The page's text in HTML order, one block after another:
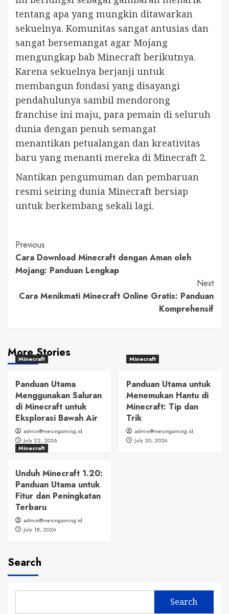
tentang apa yang mungkin ditawarkan
sekuelnya. Komunitas sangat antusias dan
sangat bersemangat agar Mojang
mengungkap bab Minecraft berikutnya.
Karena sekuelnya berjanji untuk
membangun fondasi yang disayangi
pendahulunya sambil mendorong
franchise ini maju, para pemain di seluruh
dunia dengan penuh semangat
menantikan petualangan dan kreativitas
baru yang menanti mereka di Minecraft 2.
Nantikan pengumuman dan pembaruan
resmi seiring dunia Minecraft bersiap
untuk berkembang sekali lagi.
Post
Navigation
Previous
Cara Download Minecraft dengan Aman oleh
Mojang: Panduan Lengkap
Next
Cara Menikmati Minecraft Online Gratis: Panduan
Komprehensif
More Stories
Minecraft
Panduan Utama
Menggunakan Saluran
di Minecraft untuk
Eksplorasi Bawah Air
admin@mesingaming.id
July 22, 2026
Minecraft
Panduan Utama untuk
Menemukan Hantu di
Minecraft: Tip dan
Trik
admin@mesingaming.id
July 20, 2026
Minecraft
Unduh Minecraft 1.20:
Panduan Utama untuk
Fitur dan Peningkatan
Terbaru
admin@mesingaming.id
July 18, 2026
Search
Search